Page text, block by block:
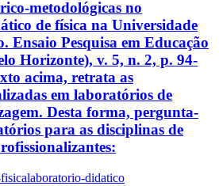
metodológicas no
de física na Universidade
Ensaio Pesquisa em Educação
Horizonte), v. 5, n. 2, p. 94-
acima, retrata as
em laboratórios de
Desta forma, pergunta-
para as disciplinas de
laboratorio-didatico